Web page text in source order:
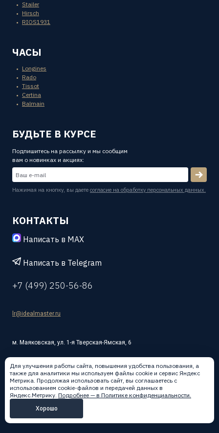
Stailer
Hirsch
RIOS1931
ЧАСЫ
Longines
Rado
Tissot
Certina
Balmain
БУДЬТЕ В КУРСЕ
Подпишитесь на рассылку и мы сообщим
вам о новинках и акциях:
Нажимая на кнопку, вы даете согласие на обработку персональных данных.
КОНТАКТЫ
Написать в MAX
Написать в Telegram
+7 (499) 250-56-86
lr@idealmaster.ru
м. Маяковская, ул. 1-я Тверская-Ямская, 6
Написать в:
Для улучшения работы сайта, повышения удобства пользования, а
также для аналитики мы используем файлы cookie и сервис Яндекс
Метрика. Продолжая использовать сайт, вы соглашаетесь с
использованием cookie-файлов и передачей данных в
Яндекс.Метрику. Подробнее — в Политике конфиденциальности.
Хорошо